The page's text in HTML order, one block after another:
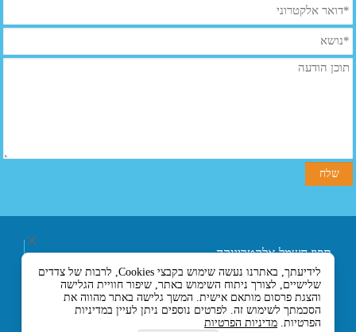
תפוז חשמל אלקטרוניקה
ובקרה בע"מ
רחוב אליעזר בן הורקנוס 5
אזור התעשייה הצפוני,
כניסה מרחוב המסגר, לוד
7129330 ישראל
לידיעתך, באתרנו נעשה שימוש בקבצי Cookies, לרבות של צדדים
שלישיים, לצורך ניתוח השימוש באתר, שיפור חוויית הגלישה
והצגת פרסום מותאם אישית. המשך גלישה באתר מהווה את
הסכמתך לשימוש זה. לפרטים נוספים ניתן לעיין במדיניות
הפרטיות. מדיניות הפרטיות